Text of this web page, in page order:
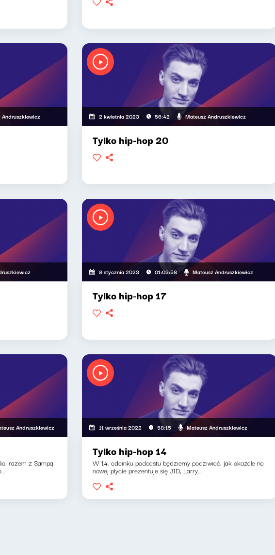
Andruszkiewicz 2 kwietnia 2023 56:42 Mateusz Andruszkiewicz
Tylko hip-hop 20
8 stycznia 2023 01:03:58 Mateusz Andruszkiewicz
Tylko hip-hop 17
Andruszkiewicz
razem z Sampą
11 września 2022 58:15 Mateusz Andruszkiewicz
Tylko hip-hop 14
W 14. odcinku podcastu będziemy podziwiać, jak okazale na
nowej płycie prezentuje się JID, Larry...